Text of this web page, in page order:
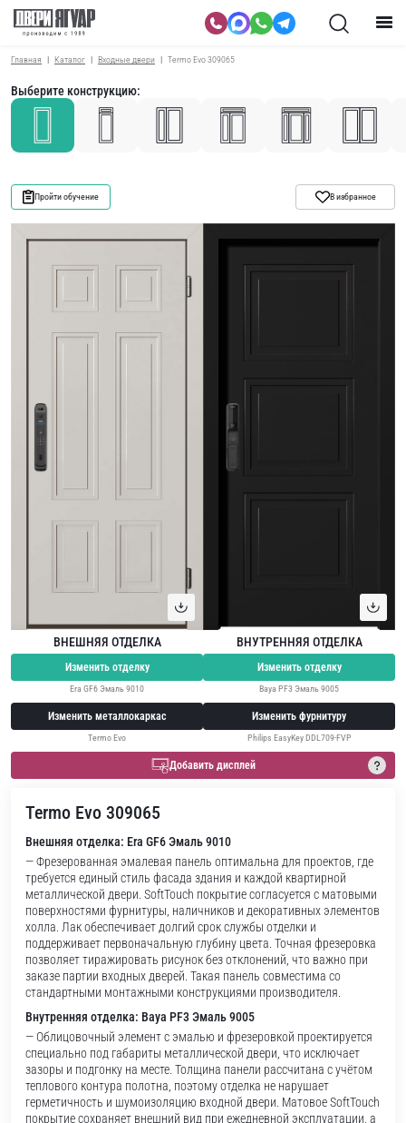
Главная Каталог Входные двери Termo Evo 309065
Выберите конструкцию:
Пройти обучение В избранное
ВНЕШНЯЯ ОТДЕЛКА
Изменить отделку
Era GF6 Эмаль 9010
Изменить металлокаркас
Termo Evo
ВНУТРЕННЯЯ ОТДЕЛКА
Изменить отделку
Baya PF3 Эмаль 9005
Изменить фурнитуру
Philips EasyKey DDL709-FVP
Добавить дисплей
Termo Evo 309065
Внешняя отделка: Era GF6 Эмаль 9010
— Фрезерованная эмалевая панель оптимальна для проектов, где
требуется единый стиль фасада здания и каждой квартирной
металлической двери. SoftTouch покрытие согласуется с матовыми
поверхностями фурнитуры, наличников и декоративных элементов
холла. Лак обеспечивает долгий срок службы отделки и
поддерживает первоначальную глубину цвета. Точная фрезеровка
позволяет тиражировать рисунок без отклонений, что важно при
заказе партии входных дверей. Такая панель совместима со
стандартными монтажными конструкциями производителя.
Внутренняя отделка: Baya PF3 Эмаль 9005
— Облицовочный элемент с эмалью и фрезеровкой проектируется
специально под габариты металлической двери, что исключает
зазоры и подгонку на месте. Толщина панели рассчитана с учётом
теплового контура полотна, поэтому отделка не нарушает
герметичность и шумоизоляцию входной двери. Матовое SoftTouch
покрытие сохраняет внешний вид при ежедневной эксплуатации, а